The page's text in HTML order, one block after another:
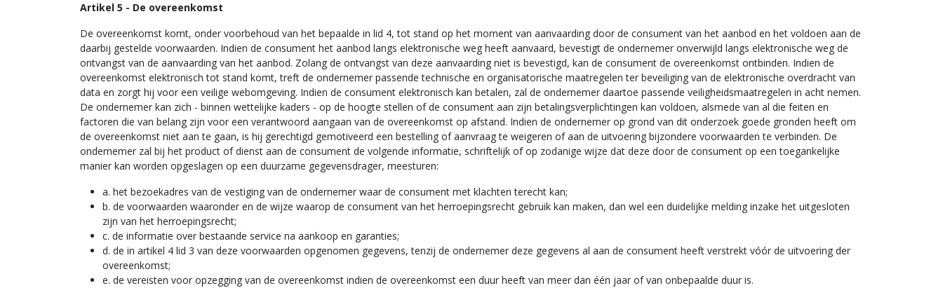
Artikel 5 - De overeenkomst
De overeenkomst komt, onder voorbehoud van het bepaalde in lid 4, tot stand op het moment van aanvaarding door de consument van het aanbod en het voldoen aan de
daarbij gestelde voorwaarden. Indien de consument het aanbod langs elektronische weg heeft aanvaard, bevestigt de ondernemer onverwijld langs elektronische weg de
ontvangst van de aanvaarding van het aanbod. Zolang de ontvangst van deze aanvaarding niet is bevestigd, kan de consument de overeenkomst ontbinden. Indien de
overeenkomst elektronisch tot stand komt, treft de ondernemer passende technische en organisatorische maatregelen ter beveiliging van de elektronische overdracht van
data en zorgt hij voor een veilige webomgeving. Indien de consument elektronisch kan betalen, zal de ondernemer daartoe passende veiligheidsmaatregelen in acht nemen.
De ondernemer kan zich - binnen wettelijke kaders - op de hoogte stellen of de consument aan zijn betalingsverplichtingen kan voldoen, alsmede van al die feiten en
factoren die van belang zijn voor een verantwoord aangaan van de overeenkomst op afstand. Indien de ondernemer op grond van dit onderzoek goede gronden heeft om
de overeenkomst niet aan te gaan, is hij gerechtigd gemotiveerd een bestelling of aanvraag te weigeren of aan de uitvoering bijzondere voorwaarden te verbinden. De
ondernemer zal bij het product of dienst aan de consument de volgende informatie, schriftelijk of op zodanige wijze dat deze door de consument op een toegankelijke
manier kan worden opgeslagen op een duurzame gegevensdrager, meesturen:
a. het bezoekadres van de vestiging van de ondernemer waar de consument met klachten terecht kan;
b. de voorwaarden waaronder en de wijze waarop de consument van het herroepingsrecht gebruik kan maken, dan wel een duidelijke melding inzake het uitgesloten
zijn van het herroepingsrecht;
c. de informatie over bestaande service na aankoop en garanties;
d. de in artikel 4 lid 3 van deze voorwaarden opgenomen gegevens, tenzij de ondernemer deze gegevens al aan de consument heeft verstrekt vóór de uitvoering der
overeenkomst;
e. de vereisten voor opzegging van de overeenkomst indien de overeenkomst een duur heeft van meer dan één jaar of van onbepaalde duur is.